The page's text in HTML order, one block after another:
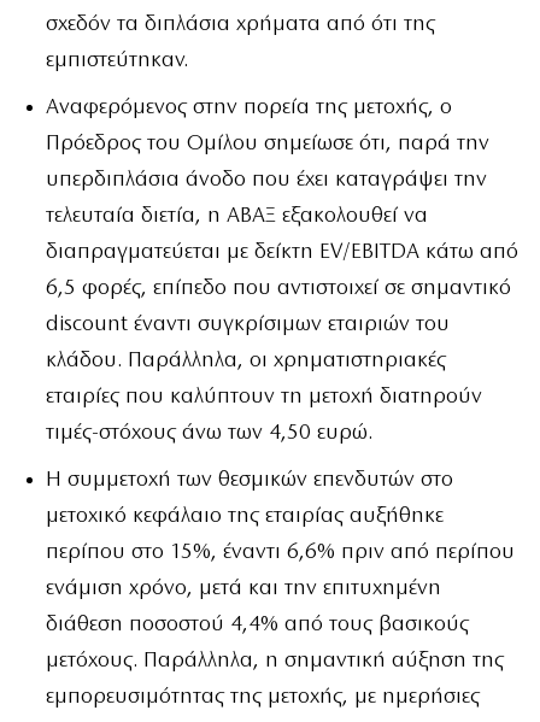
σχεδόν τα διπλάσια χρήματα από ότι της
εμπιστεύτηκαν.
Αναφερόμενος στην πορεία της μετοχής, ο
Πρόεδρος του Ομίλου σημείωσε ότι, παρά την
υπερδιπλάσια άνοδο που έχει καταγράψει την
τελευταία διετία, η ΑΒΑΞ εξακολουθεί να
διαπραγματεύεται με δείκτη EV/EBITDA κάτω από
6,5 φορές, επίπεδο που αντιστοιχεί σε σημαντικό
discount έναντι συγκρίσιμων εταιριών του
κλάδου. Παράλληλα, οι χρηματιστηριακές
εταιρίες που καλύπτουν τη μετοχή διατηρούν
τιμές-στόχους άνω των 4,50 ευρώ.
Η συμμετοχή των θεσμικών επενδυτών στο
μετοχικό κεφάλαιο της εταιρίας αυξήθηκε
περίπου στο 15%, έναντι 6,6% πριν από περίπου
ενάμιση χρόνο, μετά και την επιτυχημένη
διάθεση ποσοστού 4,4% από τους βασικούς
μετόχους. Παράλληλα, η σημαντική αύξηση της
εμπορευσιμότητας της μετοχής, με ημερήσιες